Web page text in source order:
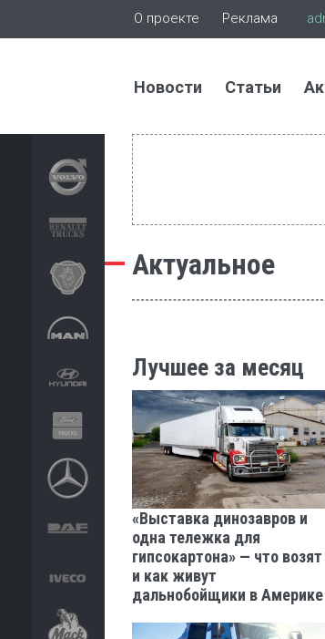
О проекте Реклама
Новости Статьи
Актуальное
Лучшее за месяц
«Выставка динозавров и
одна тележка для
гипсокартона» — что возят
и как живут
дальнобойщики в Америке